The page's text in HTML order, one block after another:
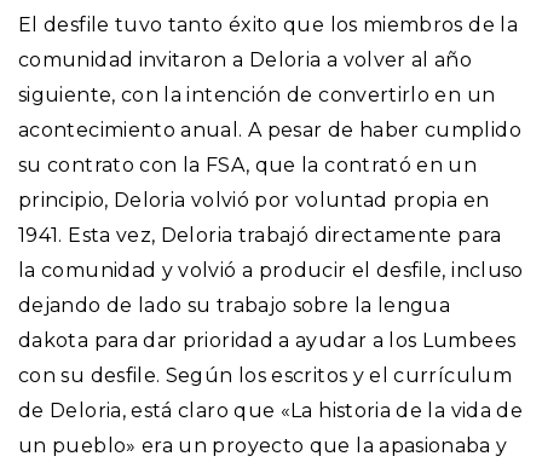
El desfile tuvo tanto éxito que los miembros de la
comunidad invitaron a Deloria a volver al año
siguiente, con la intención de convertirlo en un
acontecimiento anual. A pesar de haber cumplido
su contrato con la FSA, que la contrató en un
principio, Deloria volvió por voluntad propia en
1941. Esta vez, Deloria trabajó directamente para
la comunidad y volvió a producir el desfile, incluso
dejando de lado su trabajo sobre la lengua
dakota para dar prioridad a ayudar a los Lumbees
con su desfile. Según los escritos y el currículum
de Deloria, está claro que «La historia de la vida de
un pueblo» era un proyecto que la apasionaba y